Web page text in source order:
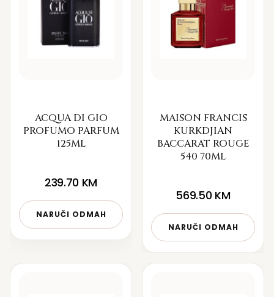
ACQUA DI GIO
PROFUMO PARFUM
125ML
239.70 KM
NARUČI ODMAH
MAISON FRANCIS
KURKDJIAN
BACCARAT ROUGE
540 70ML
569.50 KM
NARUČI ODMAH